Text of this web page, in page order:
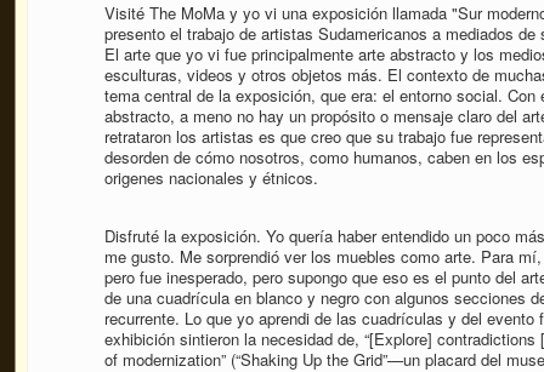
Visité The MoMa y yo vi una exposición llamada "Sur
presento el trabajo de artistas Sudamericanos a mediados
El arte que yo vi fue principalmente arte abstracto y los
esculturas, videos y otros objetos más. El contexto de
tema central de la exposición, que era: el entorno social.
abstracto, a meno no hay un propósito o mensaje claro del
retrataron los artistas es que creo que su trabajo fue
desorden de cómo nosotros, como humanos, caben en los
origenes nacionales y étnicos.
Disfruté la exposición. Yo quería haber entendido un poco
me gusto. Me sorprendió ver los muebles como arte. Para
pero fue inesperado, pero supongo que eso es el punto del
de una cuadrícula en blanco y negro con algunos secciones
recurrente. Lo que yo aprendi de las cuadrículas y del
exhibición sintieron la necesidad de, “[Explore]
of modernization” (“Shaking Up the Grid”—un placard del